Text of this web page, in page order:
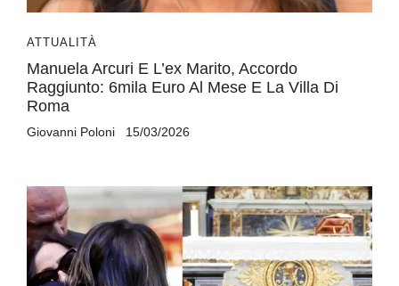
ATTUALITÀ
Manuela Arcuri E L’ex Marito, Accordo
Raggiunto: 6mila Euro Al Mese E La Villa Di
Roma
Giovanni Poloni 15/03/2026